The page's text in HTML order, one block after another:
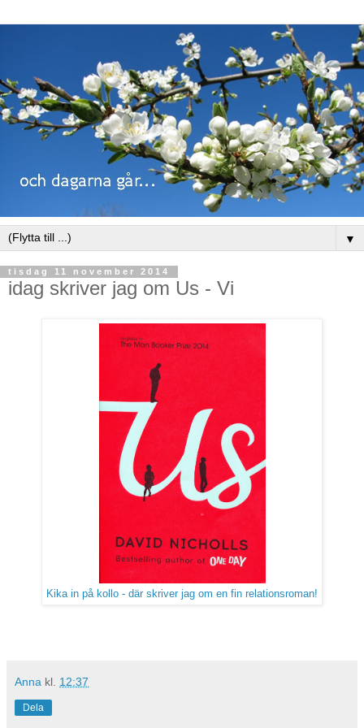
▼
tisdag 11 november 2014
idag skriver jag om Us - Vi
Kika in på kollo - där skriver jag om en fin relationsroman!
Anna kl. 12:37
Dela